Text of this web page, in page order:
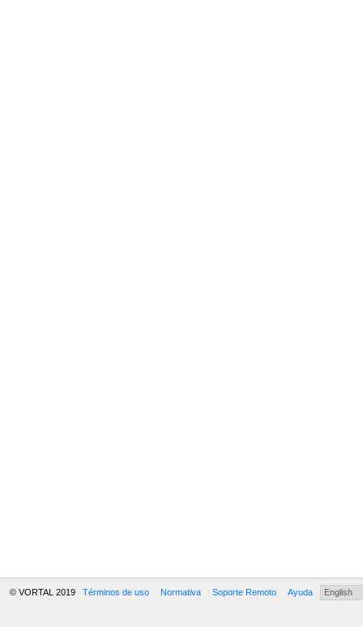
© VORTAL 2019 Términos de uso Normativa Soporte Remoto Ayuda